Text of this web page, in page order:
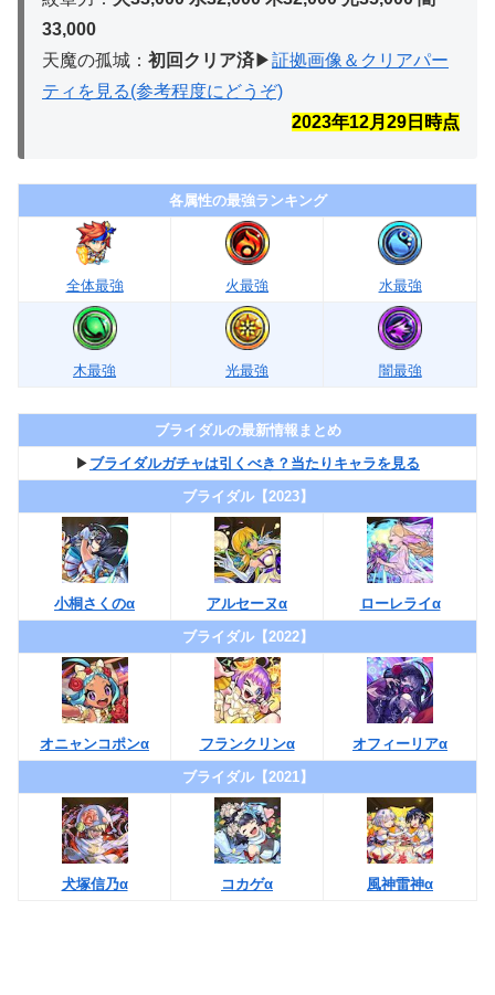
33,000
天魔の孤城： 初回クリア済▶︎証拠画像＆クリアパー
ティを見る(参考程度にどうぞ)
2023年12月29 日時点
各属性の最強ランキング
全体最強 火最強 水最強
木最強 光最強 闇最強
ブライダルの最新情報まとめ
▶︎ ブライダルガチャは引くべき？当たりキャラを見る
ブライダル【2023】
小桐さくのα アルセーヌα
ローレライα
ブライダル【2022】
オニャンコポンα フランクリンα
オフィーリアα
ブライダル【2021】
犬塚信乃α コカゲα 風神雷神α